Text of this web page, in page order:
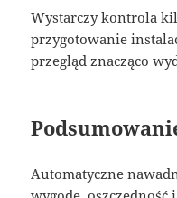
Wystarczy kontrola
przygotowanie
przegląd znacząco
Automatyczne